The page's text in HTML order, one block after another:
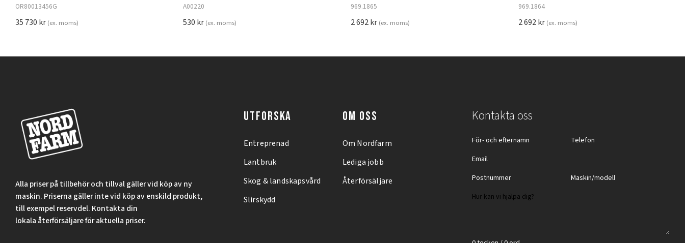
OR80013456G
35 730 kr (ex. moms)
A00220
530 kr (ex. moms)
969.1865
2 692kr (ex. moms)
969.1864
2 692kr (ex. moms)
Alla priser på tillbehör och tillval gäller vid köp av ny
maskin. Priserna gäller inte vid köp av enskild produkt,
till exempel reservdel. Kontakta din
lokala återförsäljare för aktuella priser.
UTFORSKA
Entreprenad
Lantbruk
Skog & landskapsvård
Slirskydd
OM OSS
Om Nordfarm
Lediga jobb
Återförsäljare
Kontakta oss